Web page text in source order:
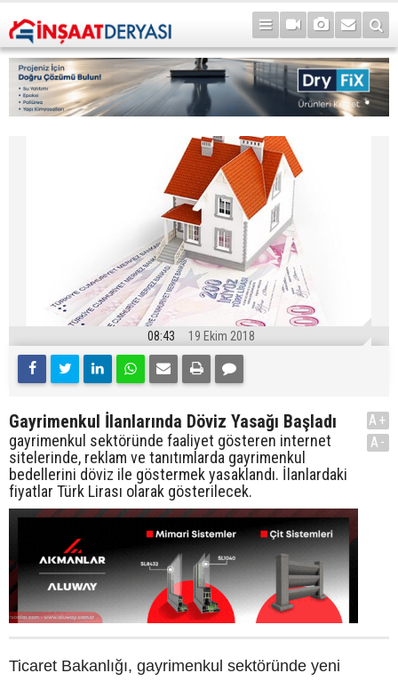
08:43 19 Ekim 2018
Gayrimenkul İlanlarında Döviz Yasağı Başladı
gayrimenkul sektöründe faaliyet gösteren internet
sitelerinde, reklam ve tanıtımlarda gayrimenkul
bedellerini döviz ile göstermek yasaklandı. İlanlardaki
fiyatlar Türk Lirası olarak gösterilecek.
A+
A-
Ticaret Bakanlığı, gayrimenkul sektöründe yeni